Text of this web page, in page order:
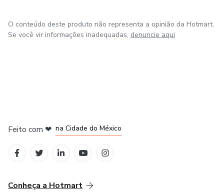
O conteúdo deste produto não representa a opinião da Hotmart.
Se você vir informações inadequadas, denuncie aqui
Feito com ❤ na Cidade do México
Conheça a Hotmart